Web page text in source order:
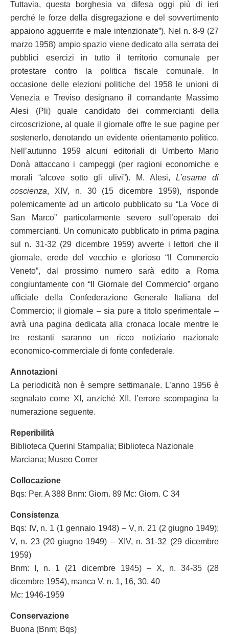
Tuttavia, questa borghesia va difesa oggi più di ieri
perché le forze della disgregazione e del sovvertimento
appaiono agguerrite e male intenzionate”). Nel n. 8-9 (27
marzo 1958) ampio spazio viene dedicato alla serrata dei
pubblici esercizi in tutto il territorio comunale per
protestare contro la politica fiscale comunale. In
occasione delle elezioni politiche del 1958 le unioni di
Venezia e Treviso designano il comandante Massimo
Alesi (Pli) quale candidato dei commercianti della
circoscrizione, al quale il giornale offre le sue pagine per
sostenerlo, denotando un evidente orientamento politico.
Nell’autunno 1959 alcuni editoriali di Umberto Mario
Donà attaccano i campeggi (per ragioni economiche e
morali “alcove sotto gli ulivi”). M. Alesi, L’esame di
coscienza, XIV, n. 30 (15 dicembre 1959), risponde
polemicamente ad un articolo pubblicato su “La Voce di
San Marco” particolarmente severo sull’operato dei
commercianti. Un comunicato pubblicato in prima pagina
sul n. 31-32 (29 dicembre 1959) avverte i lettori che il
giornale, erede del vecchio e glorioso “Il Commercio
Veneto”, dal prossimo numero sarà edito a Roma
congiuntamente con “Il Giornale del Commercio” organo
ufficiale della Confederazione Generale Italiana del
Commercio; il giornale – sia pure a titolo sperimentale –
avrà una pagina dedicata alla cronaca locale mentre le
tre restanti saranno un ricco notiziario nazionale
economico-commerciale di fonte confederale.
Annotazioni
La periodicità non è sempre settimanale. L’anno 1956 è
segnalato come XI, anziché XII, l’errore scompagina la
numerazione seguente.
Reperibilità
Biblioteca Querini Stampalia; Biblioteca Nazionale
Marciana; Museo Correr
Collocazione
Bqs: Per. A 388 Bnm: Giorn. 89 Mc: Giorn. C 34
Consistenza
Bqs: IV, n. 1 (1 gennaio 1948) – V, n. 21 (2 giugno 1949);
V, n. 23 (20 giugno 1949) – XIV, n. 31-32 (29 dicembre
1959)
Bnm: I, n. 1 (21 dicembre 1945) – X, n. 34-35 (28
dicembre 1954), manca V, n. 1, 16, 30, 40
Mc: 1946-1959
Conservazione
Buona (Bnm; Bqs)